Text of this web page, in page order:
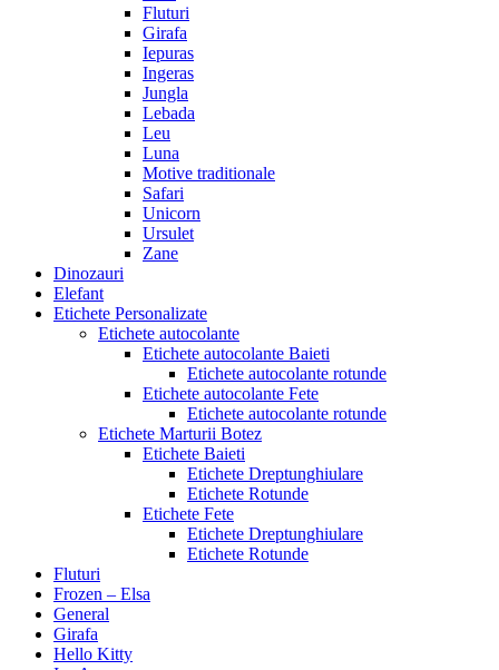
Fluturi
Girafa
Iepuras
Ingeras
Jungla
Lebada
Leu
Luna
Motive traditionale
Safari
Unicorn
Ursulet
Zane
Dinozauri
Elefant
Etichete Personalizate
Etichete autocolante
Etichete autocolante Baieti
Etichete autocolante rotunde
Etichete autocolante Fete
Etichete autocolante rotunde
Etichete Marturii Botez
Etichete Baieti
Etichete Dreptunghiulare
Etichete Rotunde
Etichete Fete
Etichete Dreptunghiulare
Etichete Rotunde
Fluturi
Frozen – Elsa
General
Girafa
Hello Kitty